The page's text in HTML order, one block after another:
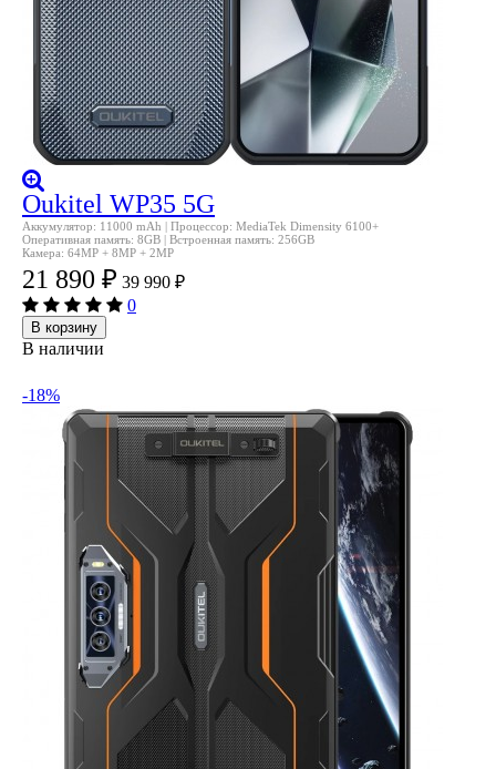
Oukitel WP35 5G
Аккумулятор: 11000 mAh | Процессор: MediaTek Dimensity 6100+
Оперативная память: 8GB | Встроенная память: 256GB
Камера: 64MP + 8MP + 2MP
21 890 ₽ 39 990 ₽
0
В корзину
В наличии
-18%